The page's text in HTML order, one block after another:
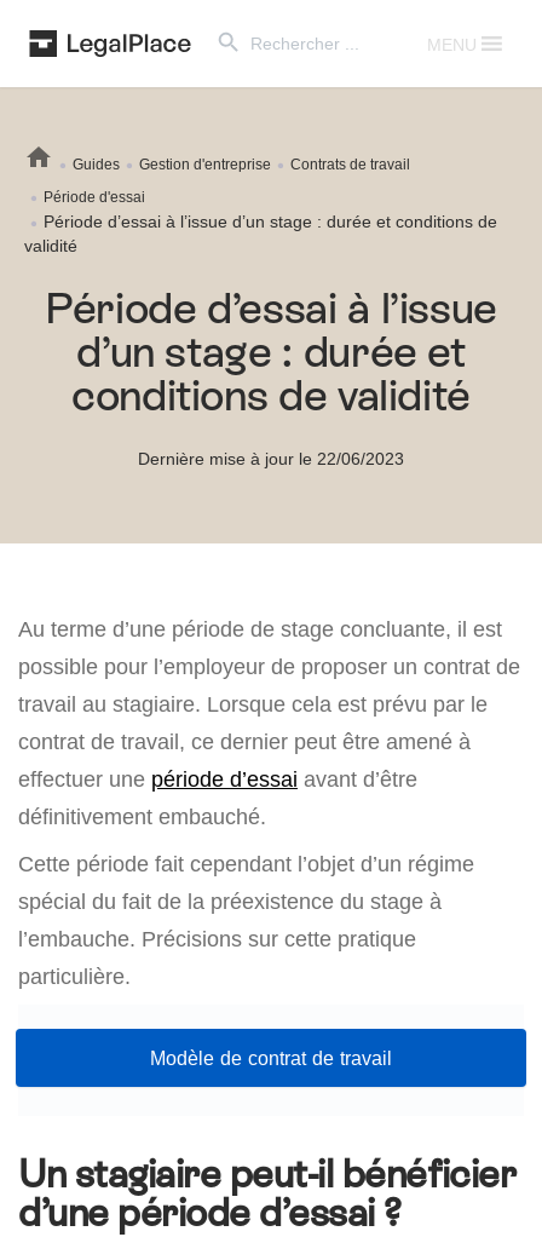
for:
MENU
Guides Gestion d'entreprise
Contrats de travail
Période d'essai
Période d’essai à l’issue d’un stage : durée et conditions de
validité
Période d’essai à l’issue
d’un stage : durée et
conditions de validité
Dernière mise à jour le 22/06/2023
Au terme d’une période de stage concluante, il est
possible pour l’employeur de proposer un contrat de
travail au stagiaire. Lorsque cela est prévu par le
contrat de travail, ce dernier peut être amené à
effectuer une période d’essai avant d’être
définitivement embauché.
Cette période fait cependant l’objet d’un régime
spécial du fait de la préexistence du stage à
l’embauche. Précisions sur cette pratique
particulière.
Modèle de contrat de travail
Un stagiaire peut-il bénéficier
d’une période d’essai ?